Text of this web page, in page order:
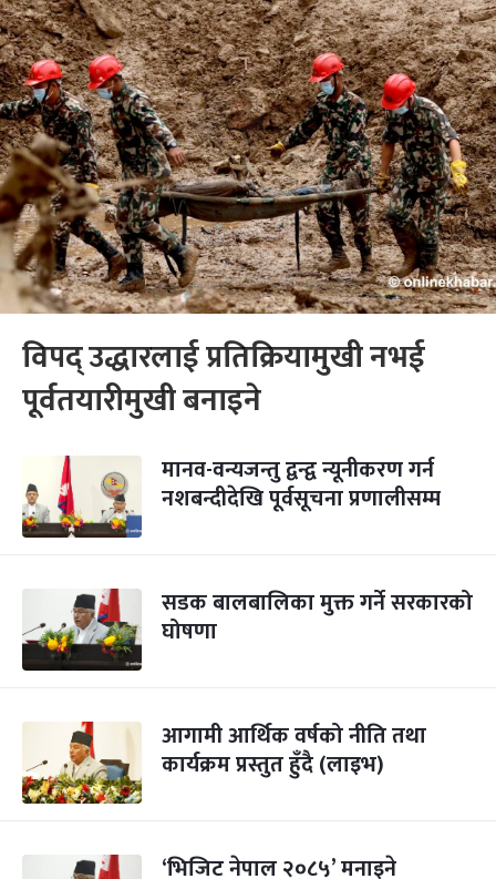
विपद् उद्धारलाई प्रतिक्रियामुखी नभई
पूर्वतयारीमुखी बनाइने
मानव-वन्यजन्तु द्वन्द्व न्यूनीकरण गर्न
नशबन्दीदेखि पूर्वसूचना प्रणालीसम्म
सडक बालबालिका मुक्त गर्ने सरकारको
घोषणा
आगामी आर्थिक वर्षको नीति तथा
कार्यक्रम प्रस्तुत हुँदै (लाइभ)
‘भिजिट नेपाल २०८५’ मनाइने